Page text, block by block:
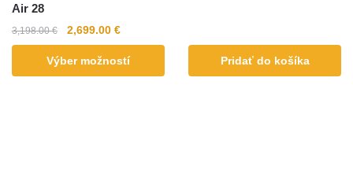
Air 28
3,198.00€ 2,699.00 €
Výber možností Pridať do košíka